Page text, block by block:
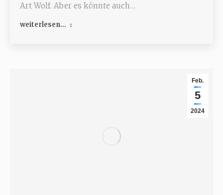
Art Wolf. Aber es könnte auch…
weiterlesen...
Feb.
5
2024